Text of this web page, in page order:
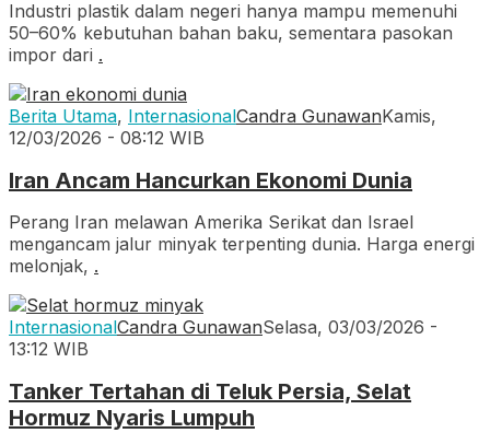
Industri plastik dalam negeri hanya mampu memenuhi
50–60% kebutuhan bahan baku, sementara pasokan
impor dari .
Berita Utama, InternasionalCandra GunawanKamis,
12/03/2026 - 08:12 WIB
Iran Ancam Hancurkan Ekonomi Dunia
Perang Iran melawan Amerika Serikat dan Israel
mengancam jalur minyak terpenting dunia. Harga energi
melonjak, .
InternasionalCandra GunawanSelasa, 03/03/2026 -
13:12 WIB
Tanker Tertahan di Teluk Persia, Selat
Hormuz Nyaris Lumpuh